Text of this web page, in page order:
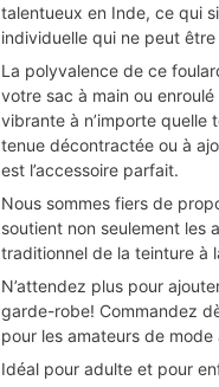
talentueux en Inde, ce qui
individuelle qui ne peut
La polyvalence de ce
votre sac à main ou
vibrante à n’importe quelle
tenue décontractée ou à
est l’accessoire parfait.
Nous sommes fiers de
soutient non seulement les
traditionnel de la teinture à
N’attendez plus pour
garde-robe! Commandez
pour les amateurs de
Idéal pour adulte et pour